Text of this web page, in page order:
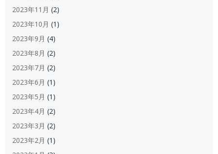
2023年11月 (2)
2023年10月 (1)
2023年9月 (4)
2023年8月 (2)
2023年7月 (2)
2023年6月 (1)
2023年5月 (1)
2023年4月 (2)
2023年3月 (2)
2023年2月 (1)